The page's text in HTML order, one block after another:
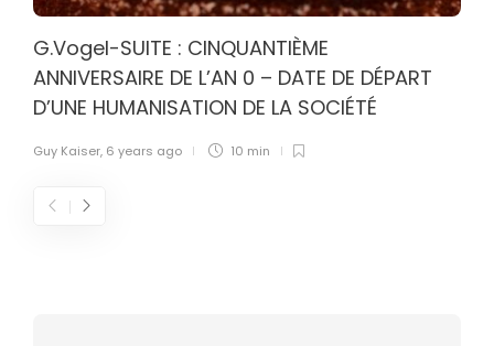
G.Vogel-SUITE : CINQUANTIÈME
ANNIVERSAIRE DE L’AN 0 – DATE DE DÉPART
D’UNE HUMANISATION DE LA SOCIÉTÉ
Guy Kaiser, 6 years ago 10 min